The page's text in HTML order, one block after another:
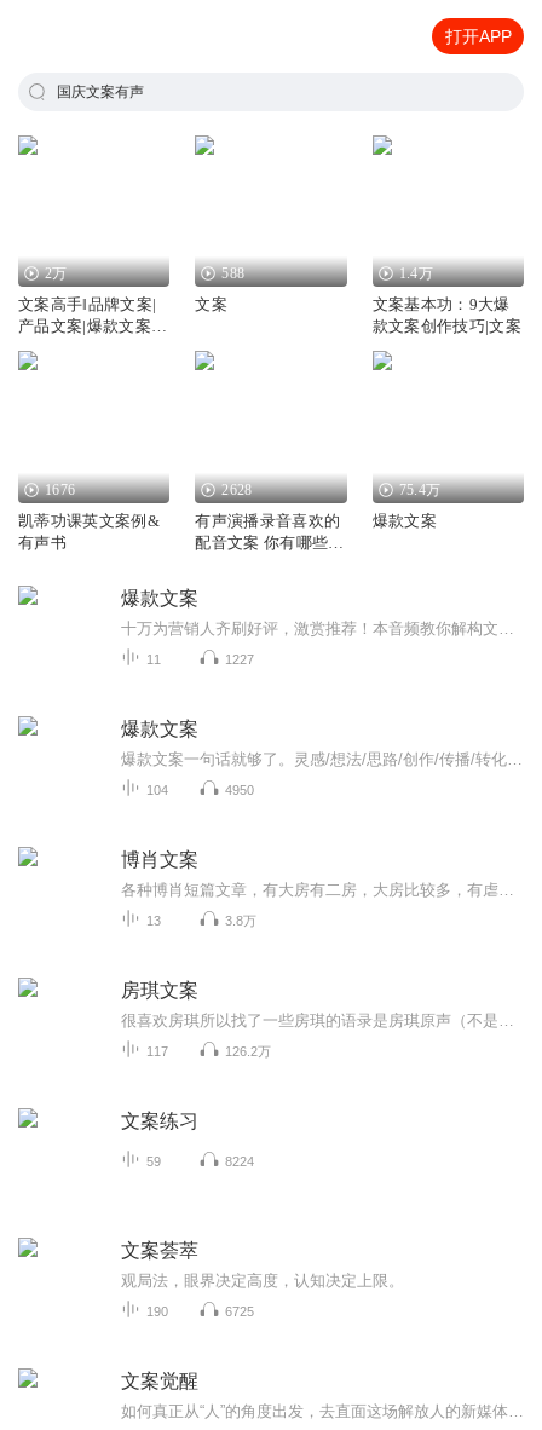
打开APP
国庆文案有声
2万
文案高手‖品牌文案|
产品文案|爆款文案‖
写作指南
588
文案
1.4万
文案基本功：9大爆
款文案创作技巧|文案
1676
凯蒂功课英文案例&
有声书
2628
有声演播录音喜欢的
配音文案 你有哪些好
75.4万
爆款文案
爆款文案
11 1227
爆款文案
104 4950
博肖文案
13 3.8万
房琪文案
117 126.2万
文案练习
59 8224
文案荟萃
观局️法，眼界决定高度，认知决定上限。
190 6725
文案觉醒